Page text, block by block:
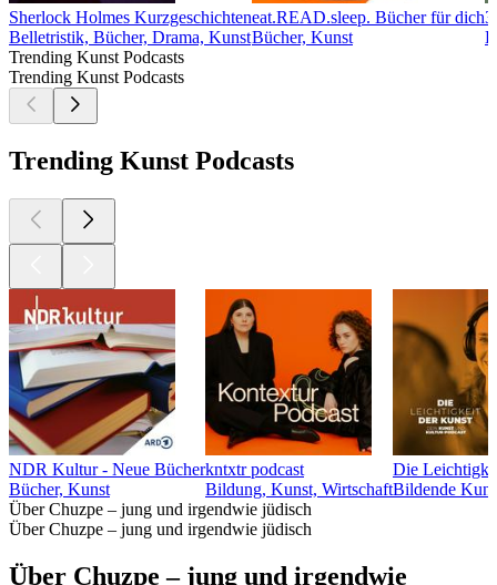
Sherlock Holmes Kurzgeschichten
Belletristik, Bücher, Drama, Kunst
eat.READ.sleep. Bücher für dich
Bücher, Kunst
Trending Kunst Podcasts
Trending Kunst Podcasts
Trending Kunst Podcasts
NDR Kultur - Neue Bücher
Bücher, Kunst
kntxtr podcast
Bildung, Kunst, Wirtschaft
Die
Bildende
Über Chuzpe – jung und irgendwie jüdisch
Über Chuzpe – jung und irgendwie jüdisch
Über Chuzpe – jung und irgendwie